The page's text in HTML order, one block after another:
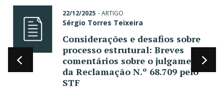
22/12/2025 -ARTIGO
Sérgio Torres Teixeira
Considerações e desafios sobre
processo estrutural: Breves
comentários sobre o julgamento
da Reclamação N.º 68.709 pelo
STF